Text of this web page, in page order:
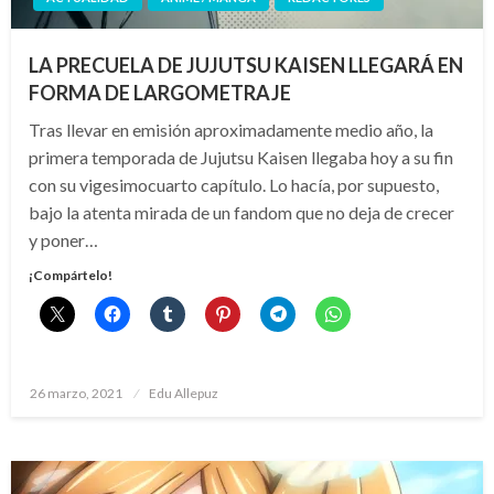
LA PRECUELA DE JUJUTSU KAISEN LLEGARÁ EN
FORMA DE LARGOMETRAJE
Tras llevar en emisión aproximadamente medio año, la
primera temporada de Jujutsu Kaisen llegaba hoy a su fin
con su vigesimocuarto capítulo. Lo hacía, por supuesto,
bajo la atenta mirada de un fandom que no deja de crecer
y poner…
¡Compártelo!
Publicado
26 marzo, 2021 Edu Allepuz